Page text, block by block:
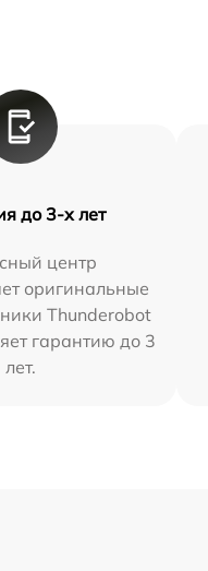
до 3-х лет
центр
оригинальные
Thunderobot
гарантию до 3
лет.